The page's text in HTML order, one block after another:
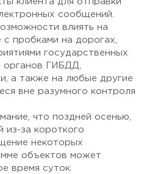
клиента для отправки
сообщений.
влиять на
с пробками на дорогах,
государственных
органов ГИБДД,
а также на любые другие
вне разумного контроля
что поздней осенью,
из-за короткого
некоторых
объектов может
время суток.